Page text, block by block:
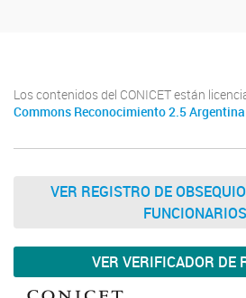
Los contenidos del CONICET están
Commons Reconocimiento 2.5
VER REGISTRO DE
FUNCIONARIOS
VER VERIFICADOR DE